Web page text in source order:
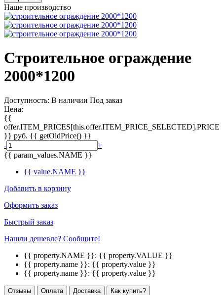
Наше производство
Строительное ограждение
2000*1200
Доступность: В наличии Под заказ
Цена:
{{
offer.ITEM_PRICES[this.offer.ITEM_PRICE_SELECTED].PRICE
}} руб. {{ getOldPrice() }}
-
+
{{ param_values.NAME }}
{{ value.NAME }}
Добавить в корзину
Оформить заказ
Быстрый заказ
Нашли дешевле? Сообщите!
{{ property.NAME }}: {{ property.VALUE }}
{{ property.name }}: {{ property.value }}
{{ property.name }}: {{ property.value }}
Отзывы Оплата Доставка Как купить?